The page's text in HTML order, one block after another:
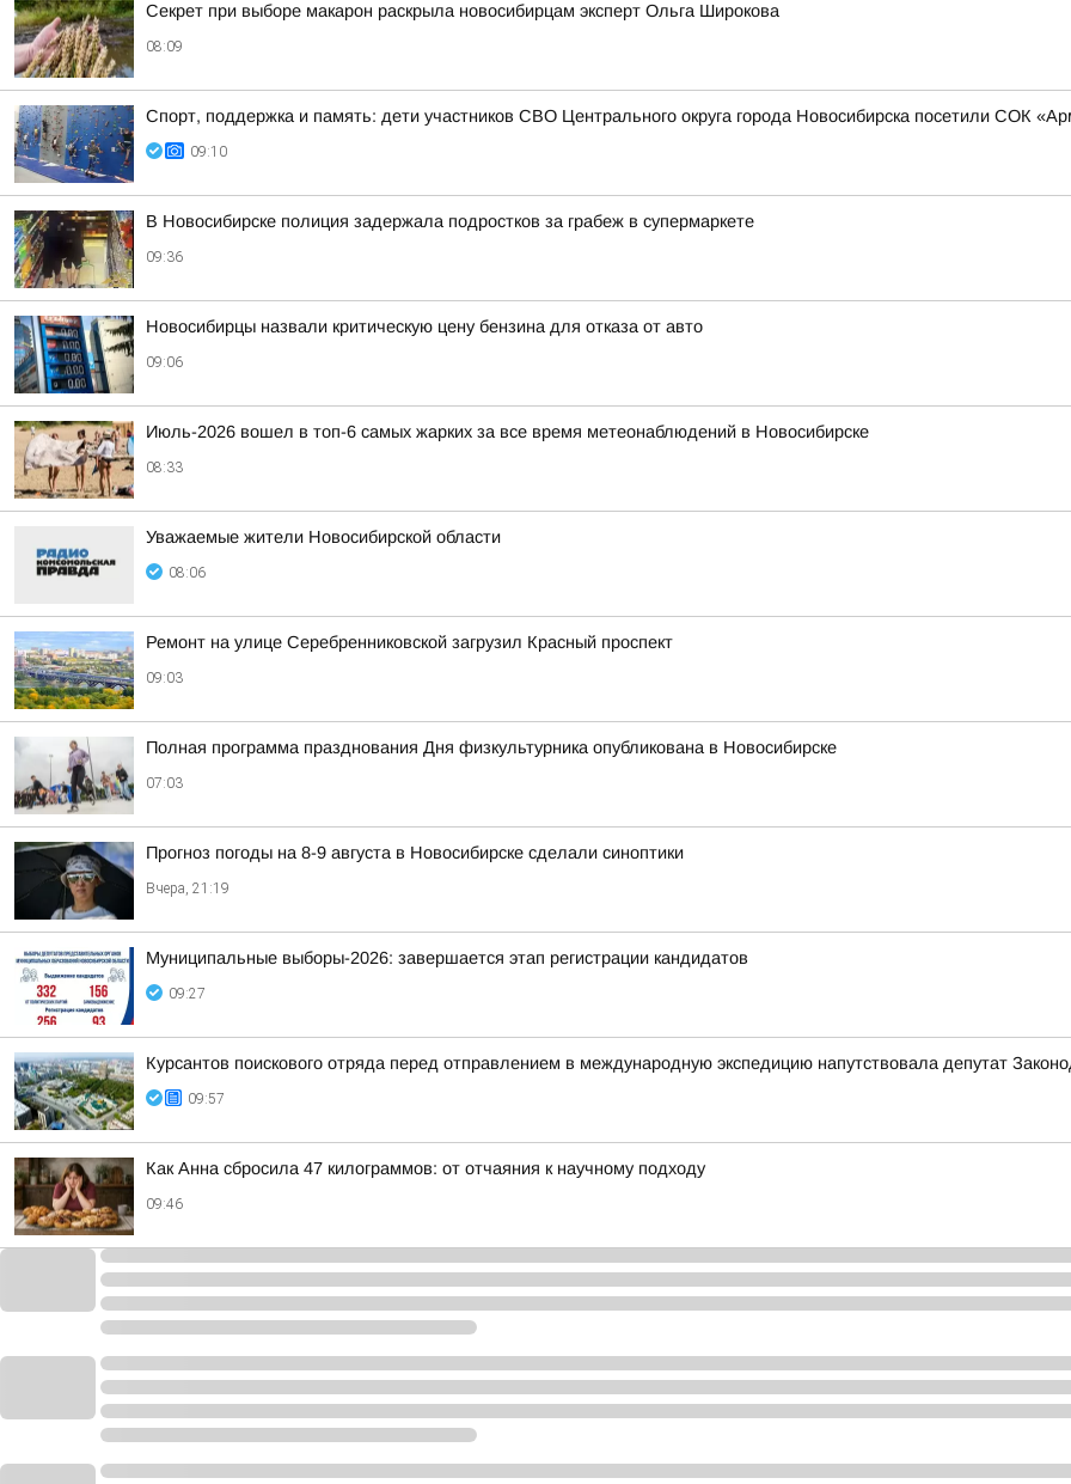
Секрет при выборе макарон раскрыла новосибирцам эксперт Ольга Широкова
08:09
Спорт, поддержка и память: дети участников СВО Центрального округа города Новосибирска посетили СОК
09:10
В Новосибирске полиция задержала подростков за грабеж в супермаркете
09:36
Новосибирцы назвали критическую цену бензина для отказа от авто
09:06
Июль-2026 вошел в топ-6 самых жарких за все время метеонаблюдений в Новосибирске
08:33
Уважаемые жители Новосибирской области
08:06
Ремонт на улице Серебренниковской загрузил Красный проспект
09:03
Полная программа празднования Дня физкультурника опубликована в Новосибирске
07:03
Прогноз погоды на 8-9 августа в Новосибирске сделали синоптики
Вчера, 21:19
Муниципальные выборы-2026: завершается этап регистрации кандидатов
09:27
Курсантов поискового отряда перед отправлением в международную экспедицию напутствовала депутат
09:57
Как Анна сбросила 47 килограммов: от отчаяния к научному подходу
09:46